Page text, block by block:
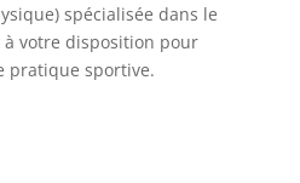
spécialisée dans le
à votre disposition pour
pratique sportive.